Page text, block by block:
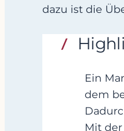
dazu ist die
Ein
dem
Mit